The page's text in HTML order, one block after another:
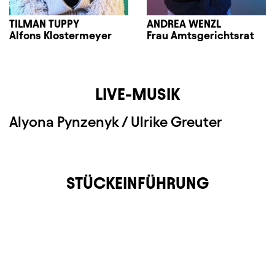
TILMAN TUPPY
Alfons Klostermeyer
ANDREA WENZL
Frau Amtsgerichtsrat
LIVE-MUSIK
Alyona Pynzenyk / Ulrike Greuter
STÜCKEINFÜHRUNG